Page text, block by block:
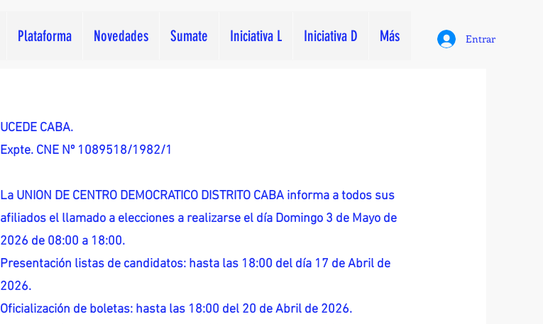
Plataforma Novedades Sumate Iniciativa L Iniciativa D Más Entrar
UCEDE CABA.
Expte. CNE Nº 1089518/1982/1
La UNION DE CENTRO DEMOCRATICO DISTRITO CABA informa a todos sus
afiliados el llamado a elecciones a realizarse el día Domingo 3 de Mayo de
2026 de 08:00 a 18:00.
Presentación listas de candidatos: hasta las 18:00 del día 17 de Abril de
2026.
Oficialización de boletas: hasta las 18:00 del 20 de Abril de 2026.